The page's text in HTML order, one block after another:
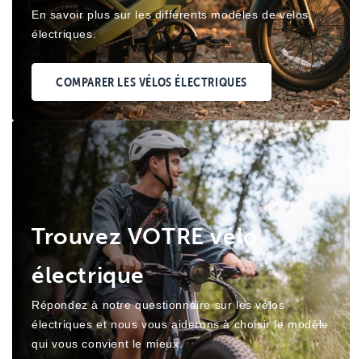
En savoir plus sur les différents modèles de vélos
électriques.
COMPARER LES VÉLOS ÉLECTRIQUES
Trouvez VOTRE vélo
électrique
Répondez à notre questionnaire sur les vélos
électriques et nous vous aiderons à choisir le modèle
qui vous convient le mieux.